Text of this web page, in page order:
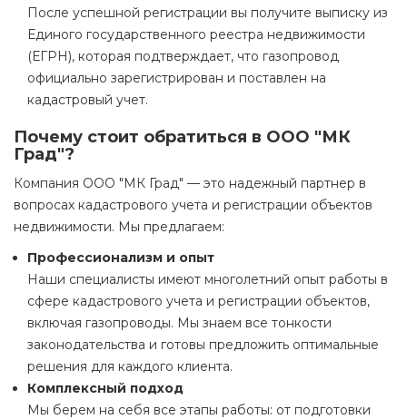
После успешной регистрации вы получите выписку из
Единого государственного реестра недвижимости
(ЕГРН), которая подтверждает, что газопровод
официально зарегистрирован и поставлен на
кадастровый учет.
Почему стоит обратиться в ООО "МК
Град"?
Компания ООО "МК Град" — это надежный партнер в
вопросах кадастрового учета и регистрации объектов
недвижимости. Мы предлагаем:
Профессионализм и опыт
Наши специалисты имеют многолетний опыт работы в
сфере кадастрового учета и регистрации объектов,
включая газопроводы. Мы знаем все тонкости
законодательства и готовы предложить оптимальные
решения для каждого клиента.
Комплексный подход
Мы берем на себя все этапы работы: от подготовки